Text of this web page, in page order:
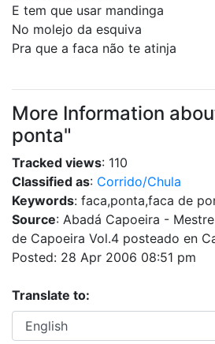
E tem que usar mandinga
No molejo da esquiva
Pra que a faca não te atinja
More Information
ponta"
Tracked views: 110
Classified as: Corrido/Chula
Keywords: faca,ponta,faca de
Source: Abadá Capoeira -
de Capoeira Vol.4 posteado en
Posted: 28 Apr 2006 08:51 pm
Translate to: